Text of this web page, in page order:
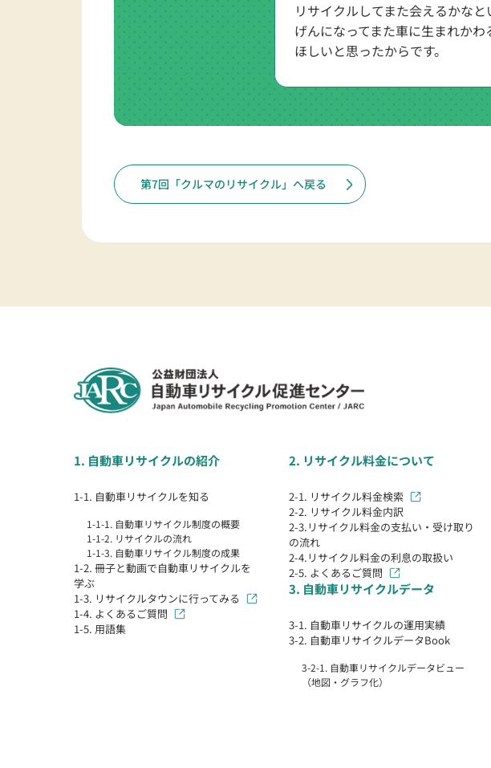
リサイクルしてまた会えるかな
げんになってまた車に生まれか
ほしいと思ったからです。
第7回「クルマのリサイクル」へ戻る
1. 自動車リサイクルの紹介
1-1. 自動車リサイクルを知る
1-1-1. 自動車リサイクル制度の概要
1-1-2. リサイクルの流れ
1-1-3. 自動車リサイクル制度の成果
1-2. 冊子と動画で自動車リサイクルを
学ぶ
1-3. リサイクルタウンに行ってみる
1-4. よくあるご質問
1-5. 用語集
2. リサイクル料金について
2-1. リサイクル料金検索
2-2. リサイクル料金内訳
2-3.リサイクル料金の支払い・受け取り
の流れ
2-4.リサイクル料金の利息の取扱い
2-5. よくあるご質問
3. 自動車リサイクルデータ
3-1. 自動車リサイクルの運用実績
3-2. 自動車リサイクルデータBook
3-2-1. 自動車リサイクルデータビュー
（地図・グラフ化）